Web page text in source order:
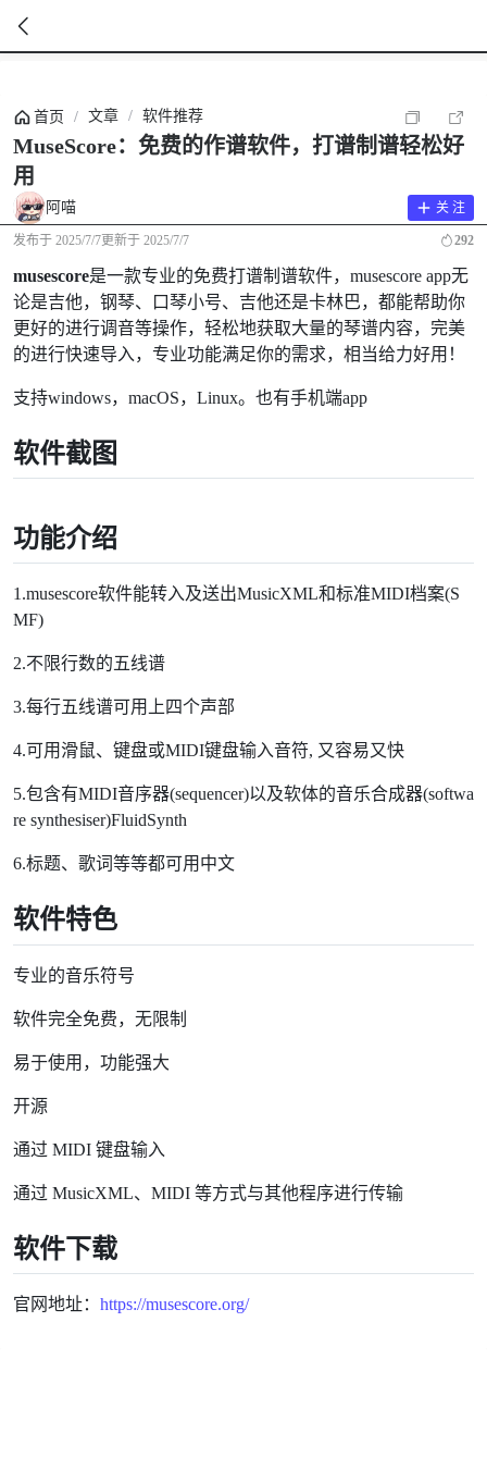
首页 / 文章 / 软件推荐
MuseScore：免费的作谱软件，打谱制谱轻松好
用
阿喵 关 注
发布于 2025/7/7更新于 2025/7/7 292
musescore是一款专业的免费打谱制谱软件，musescore app无
论是吉他，钢琴、口琴小号、吉他还是卡林巴，都能帮助你
更好的进行调音等操作，轻松地获取大量的琴谱内容，完美
的进行快速导入，专业功能满足你的需求，相当给力好用！
支持windows，macOS，Linux。也有手机端app
软件截图
功能介绍
1.musescore软件能转入及送出MusicXML和标准MIDI档案(S
MF)
2.不限行数的五线谱
3.每行五线谱可用上四个声部
4.可用滑鼠、键盘或MIDI键盘输入音符, 又容易又快
5.包含有MIDI音序器(sequencer)以及软体的音乐合成器(softwa
re synthesiser)FluidSynth
6.标题、歌词等等都可用中文
软件特色
专业的音乐符号
软件完全免费，无限制
易于使用，功能强大
开源
通过 MIDI 键盘输入
通过 MusicXML、MIDI 等方式与其他程序进行传输
软件下载
官网地址： https://musescore.org/